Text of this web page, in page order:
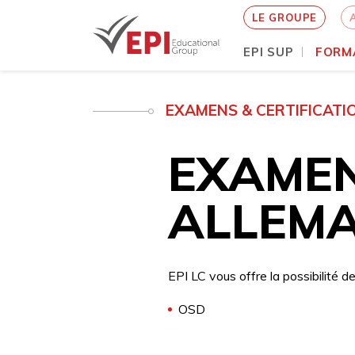
LE GROUPE
EPI SUP
EXAMENS &
EPI LC vous offre la possibilité
OSD